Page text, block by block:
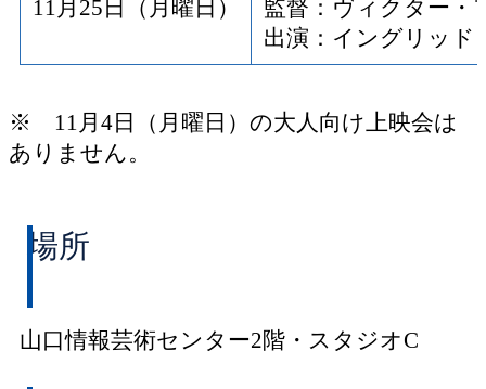
11月25日（月曜日）
監督：ヴィクター・
出演：イングリッド
※ 11月4日（月曜日）の大人向け上映会は
ありません。
場所
山口情報芸術センター2階・スタジオC